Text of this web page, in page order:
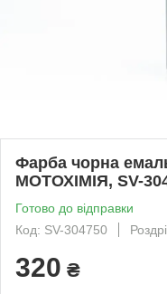
Фарба чорна
МОТОХІМІЯ, SV-
Готово до відправки
Код: SV-304750
320 ₴